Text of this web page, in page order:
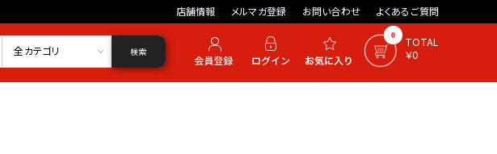
店舗情報 メルマガ登録 お問い合わせ よくあるご質問
0
TOTAL
￥0
全カテゴリ 検索